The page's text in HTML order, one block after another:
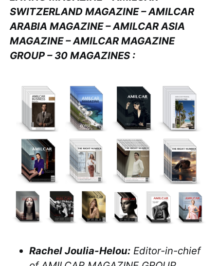
SWITZERLAND MAGAZINE – AMILCAR
ARABIA MAGAZINE – AMILCAR ASIA
MAGAZINE – AMILCAR MAGAZINE
GROUP – 30 MAGAZINES :
Rachel Joulia-Helou: Editor-in-chief